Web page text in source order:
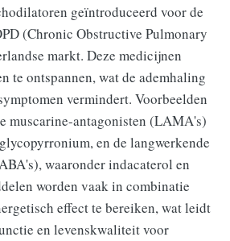
geïntroduceerd voor de
(Chronic Obstructive Pulmonary
markt. Deze medicijnen
te ontspannen, wat de ademhaling
vermindert. Voorbeelden
muscarine-antagonisten (LAMA's)
en de langwerkende
waaronder indacaterol en
worden vaak in combinatie
effect te bereiken, wat leidt
en levenskwaliteit voor